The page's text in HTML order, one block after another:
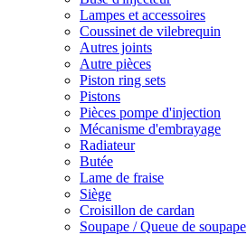
Lampes et accessoires
Coussinet de vilebrequin
Autres joints
Autre pièces
Piston ring sets
Pistons
Pièces pompe d'injection
Mécanisme d'embrayage
Radiateur
Butée
Lame de fraise
Siège
Croisillon de cardan
Soupape / Queue de soupape